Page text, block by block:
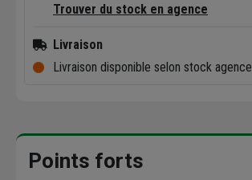
Trouver du stock en agence
Livraison
Livraison disponible selon stock agence
Points forts